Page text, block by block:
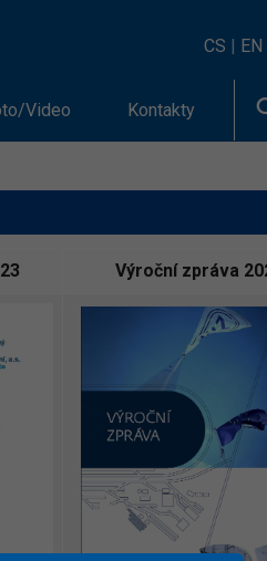
CS | EN
Video Kontakty
Výroční zpráva